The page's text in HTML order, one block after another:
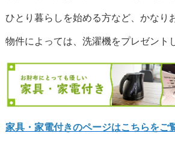
ひとり暮らしを始める方など、かなり
物件によっては、洗濯機をプレゼント
家具・家電付きのページはこちらをご